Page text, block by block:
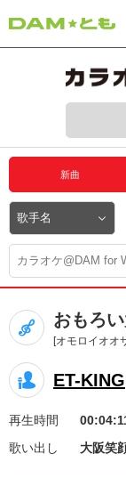
動画か
プレミ
DAM★と
DAM★
カラオ
ユーザ
キャンペ
お知らせ よ
新曲
おもろ
[オモロイオオ
ET-KING
再生時間
歌い出し
大阪笑